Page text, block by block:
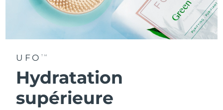
UFO TM
Hydratation
supérieure